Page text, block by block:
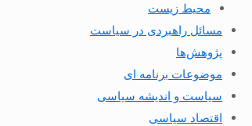
محیط زیست
مسائل راهبردی در سیاست
پژوهش‌ها
موضوعات برنامه ای
سیاست و اندیشه سیاسی
اقتصاد سیاسی